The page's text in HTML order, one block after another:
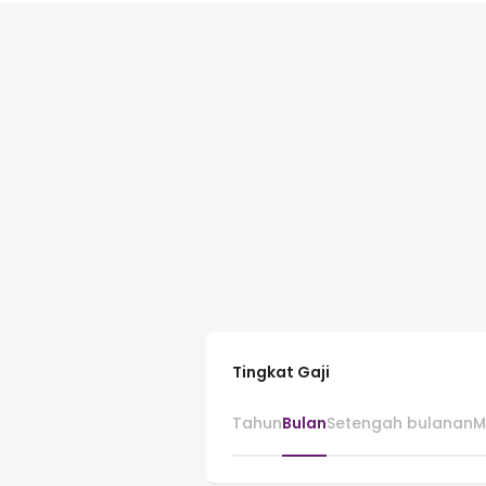
Tingkat Gaji
TahunBulanSetengah bulanan